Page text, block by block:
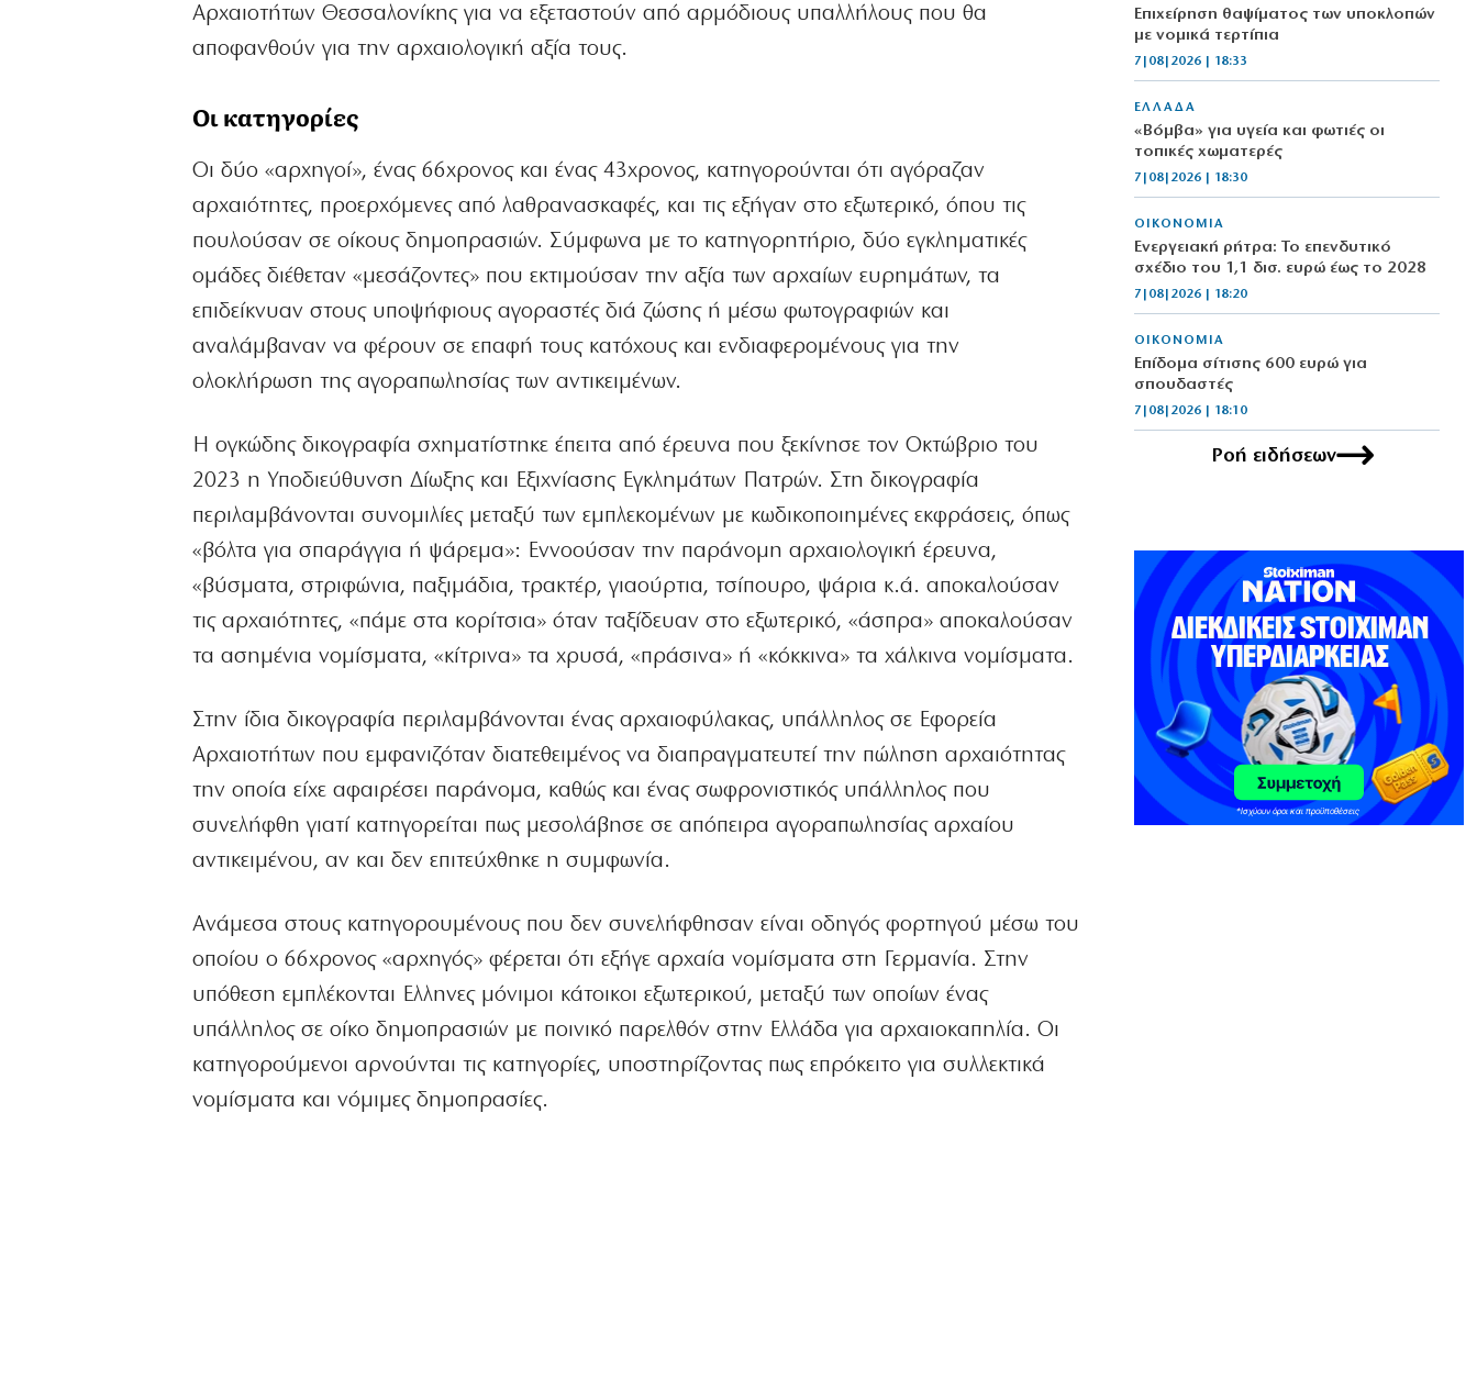
Αρχαιοτήτων Θεσσαλονίκης για να εξεταστούν από αρμόδιους υπαλλήλους που θα
αποφανθούν για την αρχαιολογική αξία τους.
Οι κατηγορίες
Οι δύο «αρχηγοί», ένας 66χρονος και ένας 43χρονος, κατηγορούνται ότι αγόραζαν
αρχαιότητες, προερχόμενες από λαθρανασκαφές, και τις εξήγαν στο εξωτερικό, όπου τις
πουλούσαν σε οίκους δημοπρασιών. Σύμφωνα με το κατηγορητήριο, δύο εγκληματικές
ομάδες διέθεταν «μεσάζοντες» που εκτιμούσαν την αξία των αρχαίων ευρημάτων, τα
επιδείκνυαν στους υποψήφιους αγοραστές διά ζώσης ή μέσω φωτογραφιών και
αναλάμβαναν να φέρουν σε επαφή τους κατόχους και ενδιαφερομένους για την
ολοκλήρωση της αγοραπωλησίας των αντικειμένων.
Η ογκώδης δικογραφία σχηματίστηκε έπειτα από έρευνα που ξεκίνησε τον Οκτώβριο του
2023 η Υποδιεύθυνση Δίωξης και Εξιχνίασης Εγκλημάτων Πατρών. Στη δικογραφία
περιλαμβάνονται συνομιλίες μεταξύ των εμπλεκομένων με κωδικοποιημένες εκφράσεις, όπως
«βόλτα για σπαράγγια ή ψάρεμα»: Εννοούσαν την παράνομη αρχαιολογική έρευνα,
«βύσματα, στριφώνια, παξιμάδια, τρακτέρ, γιαούρτια, τσίπουρο, ψάρια κ.ά. αποκαλούσαν
τις αρχαιότητες, «πάμε στα κορίτσια» όταν ταξίδευαν στο εξωτερικό, «άσπρα» αποκαλούσαν
τα ασημένια νομίσματα, «κίτρινα» τα χρυσά, «πράσινα» ή «κόκκινα» τα χάλκινα νομίσματα.
Στην ίδια δικογραφία περιλαμβάνονται ένας αρχαιοφύλακας, υπάλληλος σε Εφορεία
Αρχαιοτήτων που εμφανιζόταν διατεθειμένος να διαπραγματευτεί την πώληση αρχαιότητας
την οποία είχε αφαιρέσει παράνομα, καθώς και ένας σωφρονιστικός υπάλληλος που
συνελήφθη γιατί κατηγορείται πως μεσολάβησε σε απόπειρα αγοραπωλησίας αρχαίου
αντικειμένου, αν και δεν επιτεύχθηκε η συμφωνία.
Ανάμεσα στους κατηγορουμένους που δεν συνελήφθησαν είναι οδηγός φορτηγού μέσω του
οποίου ο 66χρονος «αρχηγός» φέρεται ότι εξήγε αρχαία νομίσματα στη Γερμανία. Στην
υπόθεση εμπλέκονται Ελληνες μόνιμοι κάτοικοι εξωτερικού, μεταξύ των οποίων ένας
υπάλληλος σε οίκο δημοπρασιών με ποινικό παρελθόν στην Ελλάδα για αρχαιοκαπηλία. Οι
κατηγορούμενοι αρνούνται τις κατηγορίες, υποστηρίζοντας πως επρόκειτο για συλλεκτικά
νομίσματα και νόμιμες δημοπρασίες.
Επιχείρηση θαψίματος των υποκλοπών
με νομικά τερτίπια
7|08|2026 | 18:33
ΕΛΛΑΔΑ
«Βόμβα» για υγεία και φωτιές οι
τοπικές χωματερές
7|08|2026 | 18:30
ΟΙΚΟΝΟΜΙΑ
Ενεργειακή ρήτρα: Το επενδυτικό
σχέδιο του 1,1 δισ. ευρώ έως το 2028
7|08|2026 | 18:20
ΟΙΚΟΝΟΜΙΑ
Επίδομα σίτισης 600 ευρώ για
σπουδαστές
7|08|2026 | 18:10
ΕΛΛΑΔΑ
Πολύ υψηλός κίνδυνος πυρκαγιάς σε
Κρήτη και Νησιά του Β.Αιγαίου
7|08|2026 | 17:55
ΕΛΛΑΔΑ
Βεβήλωσαν το εκκλησάκι της Σωτήρος
στον Σαρωνικό (φωτό)
7|08|2026 | 17:50
ΚΟΣΜΟΣ
Μακρόν και Μερτς φοβούνται
Ροή ειδήσεων